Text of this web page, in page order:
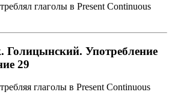
глаголы в Present Continuous
Голицынский. Употребление
29
глаголы в Present Continuous